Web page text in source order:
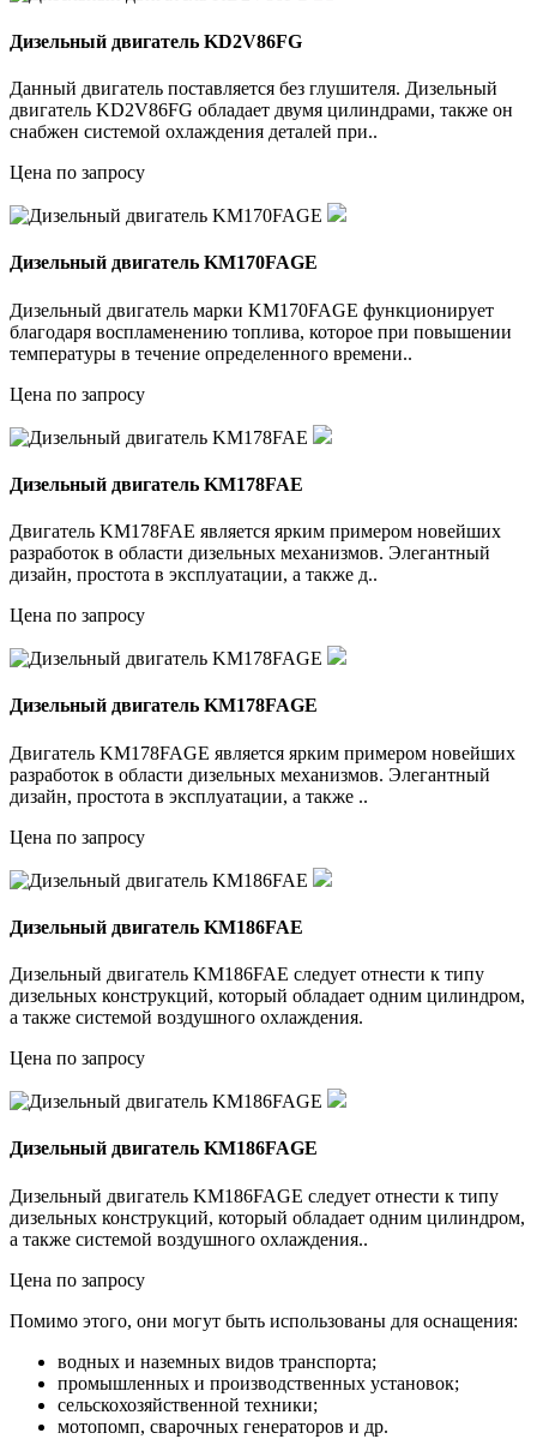
Дизельный двигатель KD2V86FG
Данный двигатель поставляется без глушителя. Дизельный
двигатель KD2V86FG обладает двумя цилиндрами, также он
снабжен системой охлаждения деталей при..
Цена по запросу
Дизельный двигатель KM170FAGE
Дизельный двигатель марки KM170FAGE функционирует
благодаря воспламенению топлива, которое при повышении
температуры в течение определенного времени..
Цена по запросу
Дизельный двигатель KM178FAE
Двигатель KM178FAE является ярким примером новейших
разработок в области дизельных механизмов. Элегантный
дизайн, простота в эксплуатации, а также д..
Цена по запросу
Дизельный двигатель KM178FAGE
Двигатель KM178FAGE является ярким примером новейших
разработок в области дизельных механизмов. Элегантный
дизайн, простота в эксплуатации, а также ..
Цена по запросу
Дизельный двигатель KM186FAE
Дизельный двигатель KM186FAE следует отнести к типу
дизельных конструкций, который обладает одним цилиндром,
а также системой воздушного охлаждения.
Цена по запросу
Дизельный двигатель KM186FAGE
Дизельный двигатель KM186FAGE следует отнести к типу
дизельных конструкций, который обладает одним цилиндром,
а также системой воздушного охлаждения..
Цена по запросу
Помимо этого, они могут быть использованы для оснащения:
водных и наземных видов транспорта;
промышленных и производственных установок;
сельскохозяйственной техники;
мотопомп, сварочных генераторов и др.